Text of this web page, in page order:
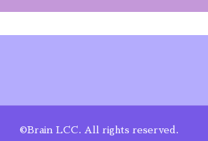
©Brain LCC. All rights reserved.